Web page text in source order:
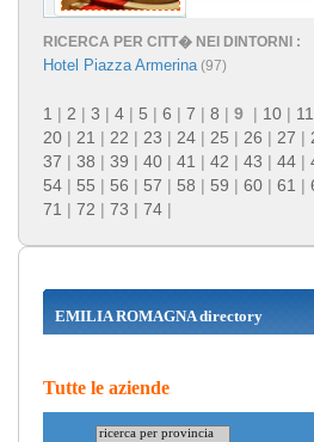
RICERCA PER CITT� NEI DINTORNI :
Hotel Piazza Armerina(97)
1 | 2 | 3 | 4 | 5 | 6 | 7 | 8 | 9 | 10 | 11
20 | 21 | 22 | 23 | 24 | 25 | 26 | 27 |
37 | 38 | 39 | 40 | 41 | 42 | 43 | 44 |
54 | 55 | 56 | 57 | 58 | 59 | 60 | 61 |
71 | 72 | 73 | 74 |
EMILIA ROMAGNA directory
Tutte le aziende